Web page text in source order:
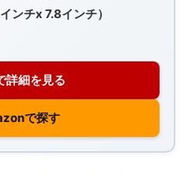
ンチx 7.8インチ）
詳細を見る
で探す